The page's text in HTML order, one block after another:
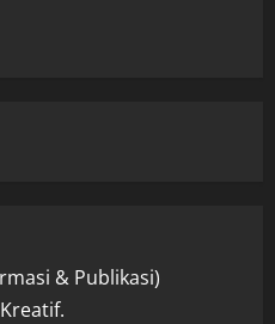
& Publikasi)